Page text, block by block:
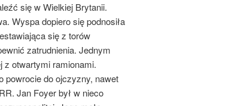
się w Wielkiej Brytanii.
Wyspa dopiero się podnosiła
się z torów
zatrudnienia. Jednym
z otwartymi ramionami.
do ojczyzny, nawet
Jan Foyer był w nieco